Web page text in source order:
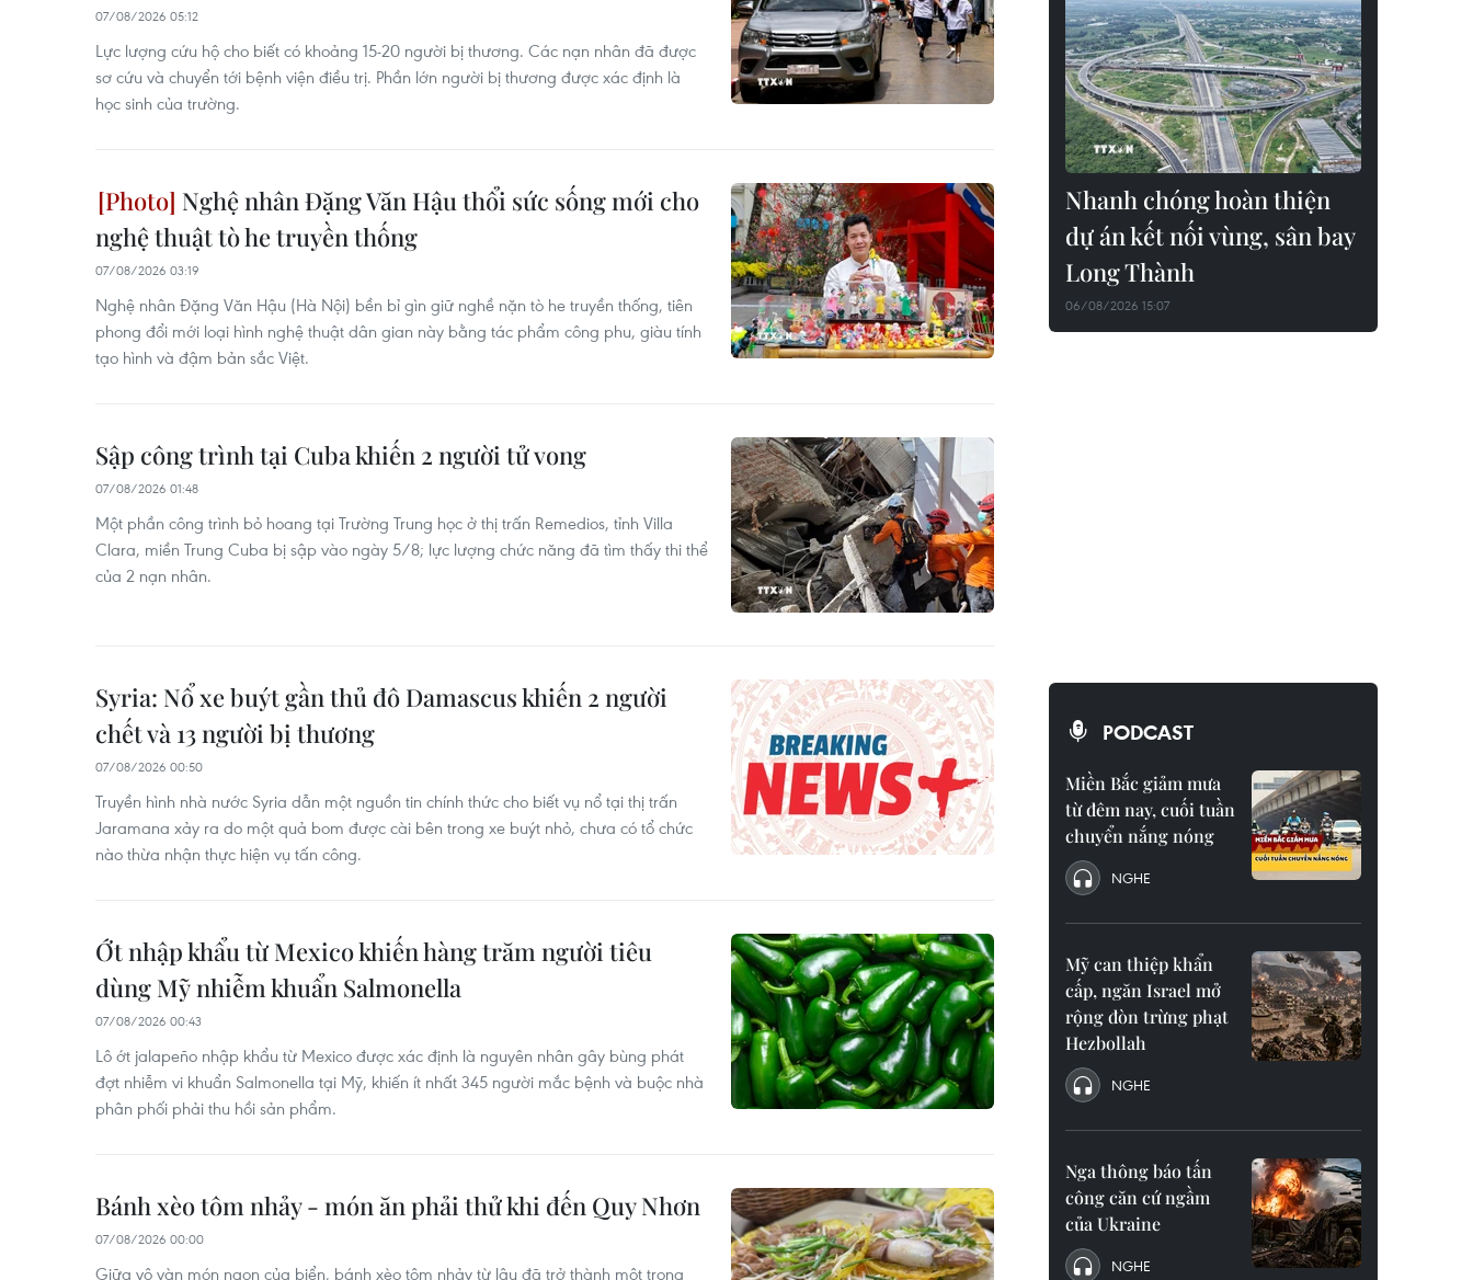
07/08/2026 05:12
Lực lượng cứu hộ cho biết có khoảng 15-20 người bị thương. Các nạn nhân đã được
sơ cứu và chuyển tới bệnh viện điều trị. Phần lớn người bị thương được xác định là
học sinh của trường.
Nghệ nhân Đặng Văn Hậu thổi sức sống mới cho
nghệ thuật tò he truyền thống
07/08/2026 03:19
Nghệ nhân Đặng Văn Hậu (Hà Nội) bền bỉ gìn giữ nghề nặn tò he truyền thống, tiên
phong đổi mới loại hình nghệ thuật dân gian này bằng tác phẩm công phu, giàu tính
tạo hình và đậm bản sắc Việt.
Sập công trình tại Cuba khiến 2 người tử vong
07/08/2026 01:48
Một phần công trình bỏ hoang tại Trường Trung học ở thị trấn Remedios, tỉnh Villa
Clara, miền Trung Cuba bị sập vào ngày 5/8; lực lượng chức năng đã tìm thấy thi thể
của 2 nạn nhân.
Syria: Nổ xe buýt gần thủ đô Damascus khiến 2 người
chết và 13 người bị thương
07/08/2026 00:50
Truyền hình nhà nước Syria dẫn một nguồn tin chính thức cho biết vụ nổ tại thị trấn
Jaramana xảy ra do một quả bom được cài bên trong xe buýt nhỏ, chưa có tổ chức
nào thừa nhận thực hiện vụ tấn công.
Ớt nhập khẩu từ Mexico khiến hàng trăm người tiêu
dùng Mỹ nhiễm khuẩn Salmonella
07/08/2026 00:43
Lô ớt jalapeño nhập khẩu từ Mexico được xác định là nguyên nhân gây bùng phát
đợt nhiễm vi khuẩn Salmonella tại Mỹ, khiến ít nhất 345 người mắc bệnh và buộc nhà
phân phối phải thu hồi sản phẩm.
Bánh xèo tôm nhảy - món ăn phải thử khi đến Quy Nhơn
07/08/2026 00:00
Giữa vô vàn món ngon của biển, bánh xèo tôm nhảy từ lâu đã trở thành một trong
Nhanh chóng hoàn thiện
dự án kết nối vùng, sân bay
Long Thành
06/08/2026 15:07
PODCAST
Miền Bắc giảm mưa
từ đêm nay, cuối tuần
chuyển nắng nóng
NGHE
Mỹ can thiệp khẩn
cấp, ngăn Israel mở
rộng đòn trừng phạt
Hezbollah
NGHE
Nga thông báo tấn
công căn cứ ngầm
của Ukraine
NGHE